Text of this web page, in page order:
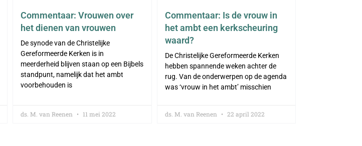
Commentaar: Vrouwen over
het dienen van vrouwen
De synode van de Christelijke
Gereformeerde Kerken is in
meerderheid blijven staan op een Bijbels
standpunt, namelijk dat het ambt
voorbehouden is
ds. M. van Reenen 11 mei 2022
Commentaar: Is de vrouw in
het ambt een kerkscheuring
waard?
De Christelijke Gereformeerde Kerken
hebben spannende weken achter de
rug. Van de onderwerpen op de agenda
was ‘vrouw in het ambt’ misschien
ds. M. van Reenen 22 april 2022